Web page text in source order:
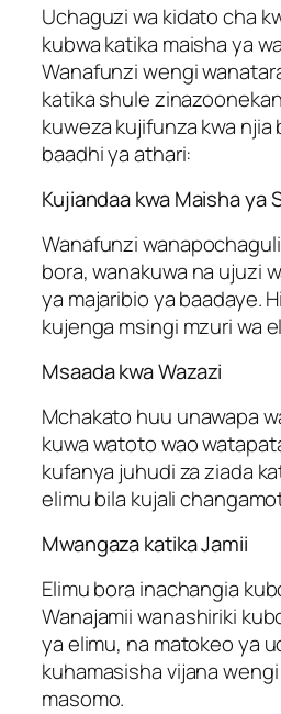
Uchaguzi wa kidato cha
kubwa katika maisha ya
Wanafunzi wengi
katika shule
kuweza kujifunza kwa njia
baadhi ya athari:
Kujiandaa kwa Maisha ya
Wanafunzi
bora, wanakuwa na ujuzi
ya majaribio ya baadaye.
kujenga msingi mzuri wa
Msaada kwa Wazazi
Mchakato huu unawapa
kuwa watoto wao
kufanya juhudi za ziada
elimu bila kujali
Mwangaza katika Jamii
Elimu bora inachangia
Wanajamii wanashiriki
ya elimu, na matokeo ya
kuhamasisha vijana
masomo.